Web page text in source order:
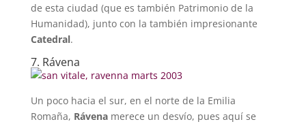
de esta ciudad (que es también Patrimonio de la
Humanidad), junto con la también impresionante
Catedral.
7. Rávena
Un poco hacia el sur, en el norte de la Emilia
Romaña, Rávenamerece un desvío, pues aquí se